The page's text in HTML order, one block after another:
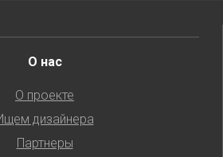
О нас
О проекте
дизайнера
Партнеры